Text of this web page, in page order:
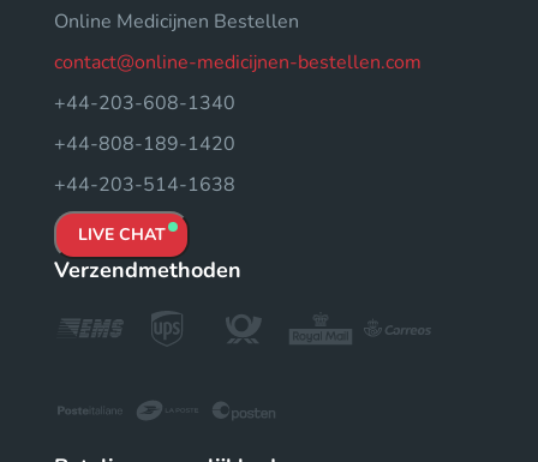
Online Medicijnen Bestellen
contact@online-medicijnen-bestellen.com
+44-203-608-1340
+44-808-189-1420
+44-203-514-1638
LIVE CHAT
Verzendmethoden